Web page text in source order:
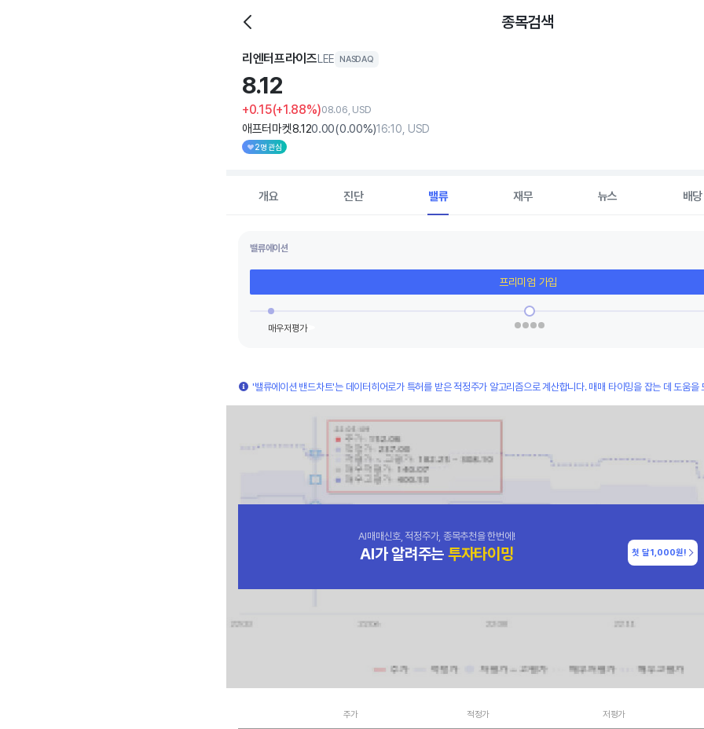
종목검색
리엔터프라이즈LEE NASDAQ
8.12
+0.15(+1.88%)08.06, USD
애프터마켓8.120.00(0.00%)16:10, USD
2명 관심
개요 진단 밸류 재무 뉴스 배당
밸류에이션
프리미엄 가입
'밸류에이션 밴드차트'는 데이터히어로가 특허를 받은 적정주가 알고리즘으로 계산합니다. 매매 타이밍을 잡는 데 도움을
AI매매신호, 적정주가, 종목추천을 한번에!
AI가 알려주는 투자타이밍 첫 달1,000원!
주가 적정가 저평가